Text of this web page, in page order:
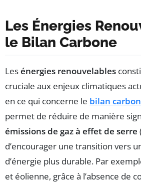
Les Énergies
le Bilan Carbone
Lesénergies renouvelables
cruciale aux enjeux climatiques
en ce qui concerne le bilan
permet de réduire de manière
émissions de gaz à effet de serre
d’encourager une transition vers
d’énergie plus durable. Par
et éolienne, grâce à l’absence de